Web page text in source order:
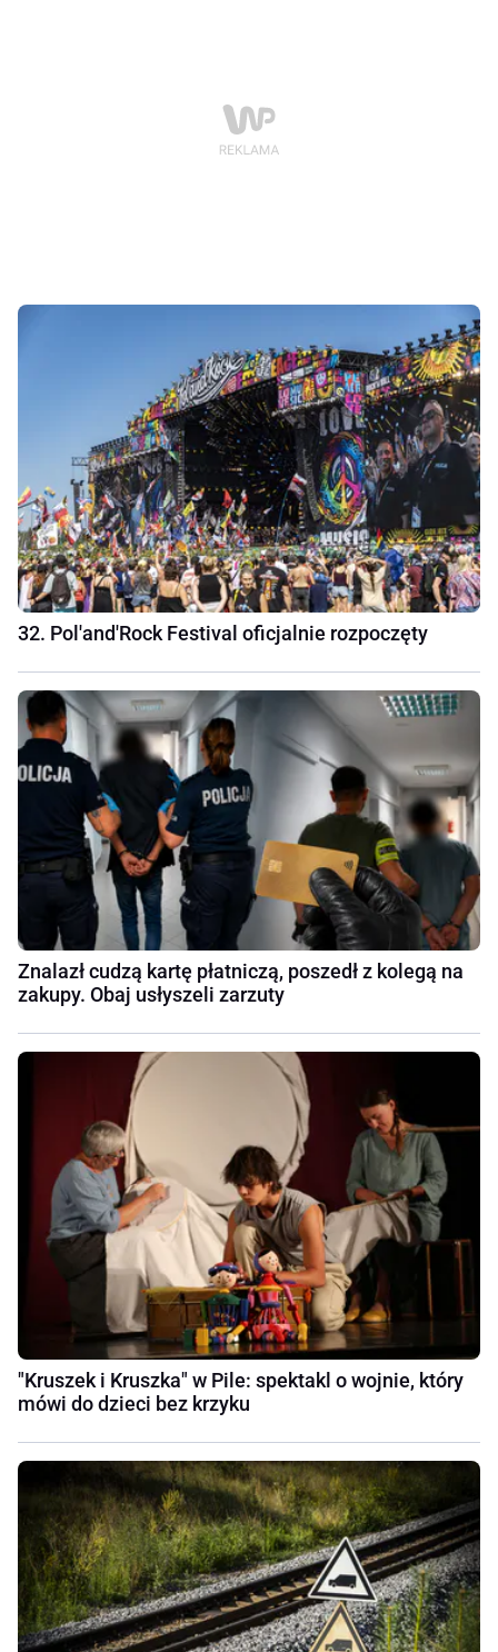
32. Pol'and'Rock Festival oficjalnie rozpoczęty
Znalazł cudzą kartę płatniczą, poszedł z kolegą na
zakupy. Obaj usłyszeli zarzuty
"Kruszek i Kruszka" w Pile: spektakl o wojnie, który
mówi do dzieci bez krzyku